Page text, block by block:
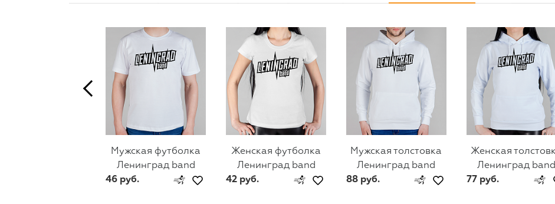
Мужская футболка
Ленинград band
46 руб.
Женская футболка
Ленинград band
42 руб.
Мужская толстовка
Ленинград band
88 руб.
Женская
Ленинград band
77 руб.